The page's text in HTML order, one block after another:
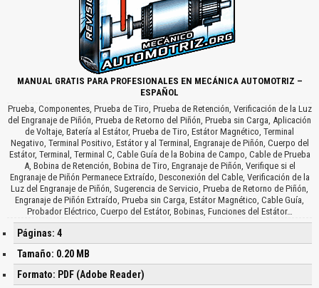
MANUAL GRATIS PARA PROFESIONALES EN MECÁNICA AUTOMOTRIZ –
ESPAÑOL
Prueba, Componentes, Prueba de Tiro, Prueba de Retención, Verificación de la Luz
del Engranaje de Piñón, Prueba de Retorno del Piñón, Prueba sin Carga, Aplicación
de Voltaje, Batería al Estátor, Prueba de Tiro, Estátor Magnético, Terminal
Negativo, Terminal Positivo, Estátor y al Terminal, Engranaje de Piñón, Cuerpo del
Estátor, Terminal, Terminal C, Cable Guía de la Bobina de Campo, Cable de Prueba
A, Bobina de Retención, Bobina de Tiro, Engranaje de Piñón, Verifique si el
Engranaje de Piñón Permanece Extraído, Desconexión del Cable, Verificación de la
Luz del Engranaje de Piñón, Sugerencia de Servicio, Prueba de Retorno de Piñón,
Engranaje de Piñón Extraído, Prueba sin Carga, Estátor Magnético, Cable Guía,
Probador Eléctrico, Cuerpo del Estátor, Bobinas, Funciones del Estátor…
Páginas: 4
Tamaño: 0.20 MB
Formato: PDF (Adobe Reader)